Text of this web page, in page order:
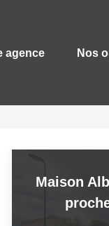
agence Nos
Maison